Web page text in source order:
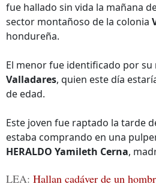
“Era trabajadora, no
se metía con nadie":
Padre de Francis
fue hallado sin vida la mañana
sector montañoso de la colonia
hondureña.
El menor fue identificado por su
Valladares, quien este día
de edad.
Este joven fue raptado la tarde
estaba comprando en una
HERALDO Yamileth Cerna,
LEA: Hallan cadáver de un